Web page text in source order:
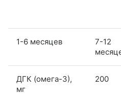
1-6 месяцев
7-12
ДГК (омега-3),
мг
200